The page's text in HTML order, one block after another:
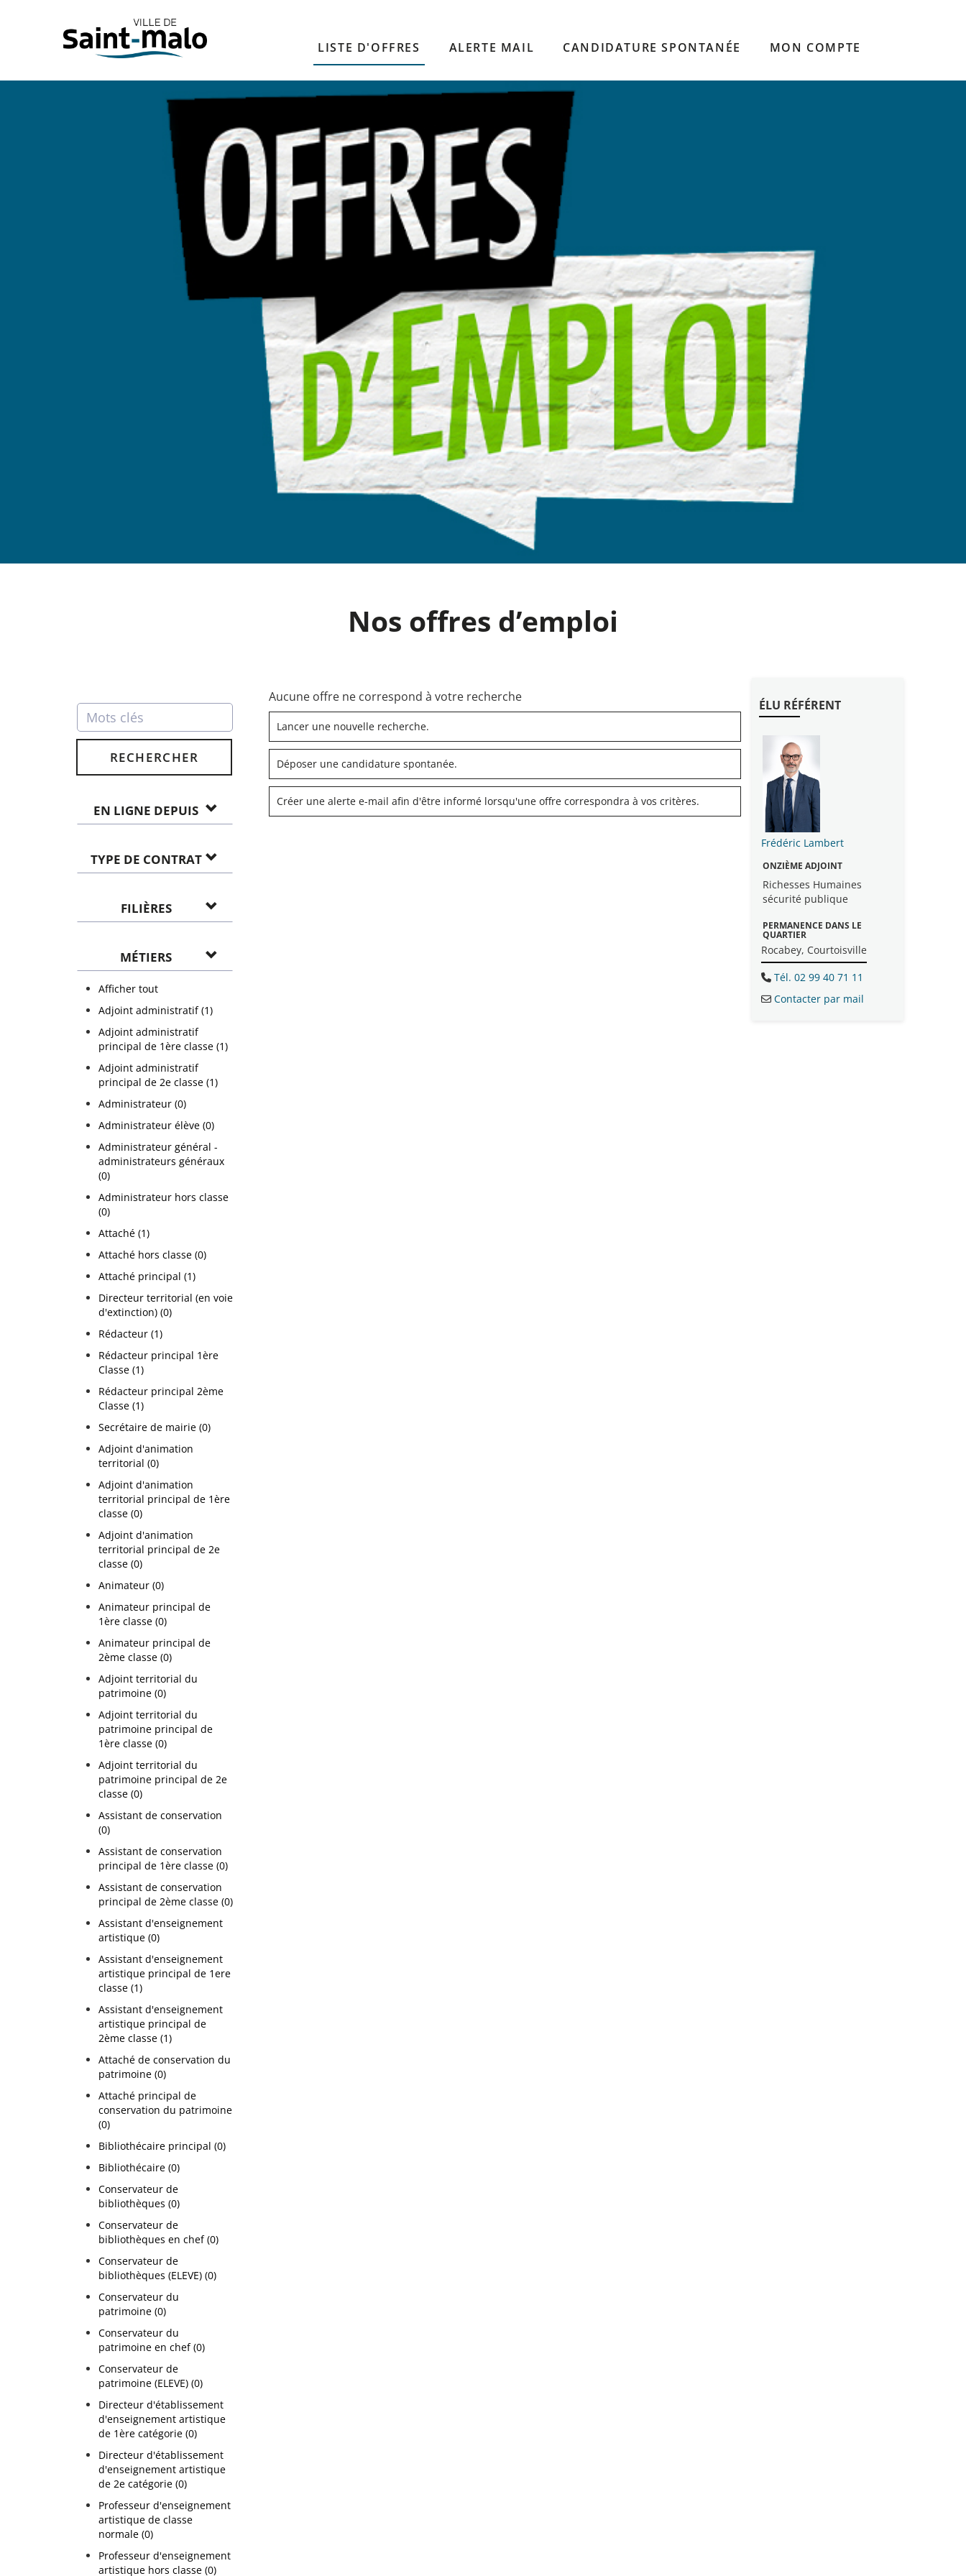
LISTE D'OFFRES ALERTE MAIL CANDIDATURE SPONTANÉE MON COMPTE
Nos offres d’emploi
RECHERCHER
EN LIGNE DEPUIS
TYPE DE CONTRAT
FILIÈRES
MÉTIERS
Afficher tout
Adjoint administratif (1)
Adjoint administratif
principal de 1ère classe (1)
Adjoint administratif
principal de 2e classe (1)
Administrateur (0)
Administrateur élève (0)
Administrateur général -
administrateurs généraux
(0)
Administrateur hors classe
(0)
Attaché (1)
Attaché hors classe (0)
Attaché principal (1)
Directeur territorial (en voie
d'extinction) (0)
Rédacteur (1)
Rédacteur principal 1ère
Classe (1)
Rédacteur principal 2ème
Classe (1)
Secrétaire de mairie (0)
Adjoint d'animation
territorial (0)
Adjoint d'animation
territorial principal de 1ère
classe (0)
Adjoint d'animation
territorial principal de 2e
classe (0)
Animateur (0)
Animateur principal de
1ère classe (0)
Animateur principal de
2ème classe (0)
Adjoint territorial du
patrimoine (0)
Adjoint territorial du
patrimoine principal de
1ère classe (0)
Adjoint territorial du
patrimoine principal de 2e
classe (0)
Assistant de conservation
(0)
Assistant de conservation
principal de 1ère classe (0)
Assistant de conservation
principal de 2ème classe (0)
Assistant d'enseignement
artistique (0)
Assistant d'enseignement
artistique principal de 1ere
classe (1)
Assistant d'enseignement
artistique principal de
2ème classe (1)
Attaché de conservation du
patrimoine (0)
Attaché principal de
conservation du patrimoine
(0)
Bibliothécaire principal (0)
Bibliothécaire (0)
Conservateur de
bibliothèques (0)
Conservateur de
bibliothèques en chef (0)
Conservateur de
bibliothèques (ELEVE) (0)
Conservateur du
patrimoine (0)
Conservateur du
patrimoine en chef (0)
Conservateur de
patrimoine (ELEVE) (0)
Directeur d'établissement
d'enseignement artistique
de 1ère catégorie (0)
Directeur d'établissement
d'enseignement artistique
de 2e catégorie (0)
Professeur d'enseignement
artistique de classe
normale (0)
Professeur d'enseignement
artistique hors classe (0)
Aucune offre ne correspond à votre recherche
Lancer une nouvelle recherche.
Déposer une candidature spontanée.
Créer une alerte e-mail afin d'être informé lorsqu'une offre correspondra à vos critères.
ÉLU RÉFÉRENT
Frédéric Lambert
ONZIÈME ADJOINT
Richesses Humaines
sécurité publique
PERMANENCE DANS LE
QUARTIER
Rocabey, Courtoisville
Tél. 02 99 40 71 11
Contacter par mail